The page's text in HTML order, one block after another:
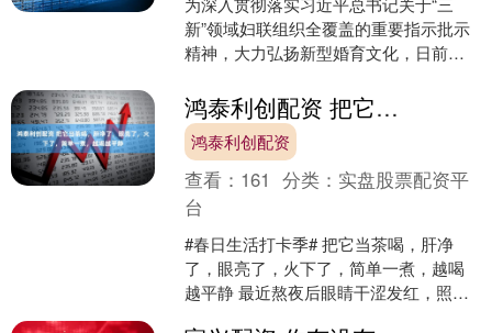
新”领域妇联组织全覆盖的重要指示批示
精神，大力弘扬新型婚育文化，日前，
荟”主题活动圆满举行。.... 鸿泰利创配资 把它当茶喝，肝净了，眼亮了，火下了，简单一煮，越喝越平静
鸿泰利创配资
查看： 161 分类： 实盘股票配资平
台
#春日生活打卡季# 把它当茶喝，肝净
了，眼亮了，火下了，简单一煮，越喝
越平静 最近熬夜后眼睛干涩发红，照镜